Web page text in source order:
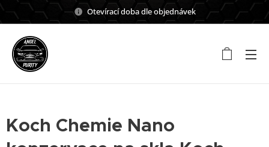
Otevírací doba dle objednávek
Koch Chemie Nano